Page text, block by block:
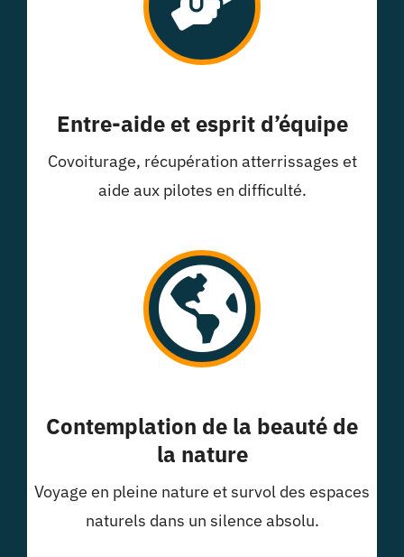
Entre-aide et esprit d’équipe
Covoiturage, récupération atterrissages et
aide aux pilotes en difficulté.
Contemplation de la beauté de
la nature
Voyage en pleine nature et survol des espaces
naturels dans un silence absolu.